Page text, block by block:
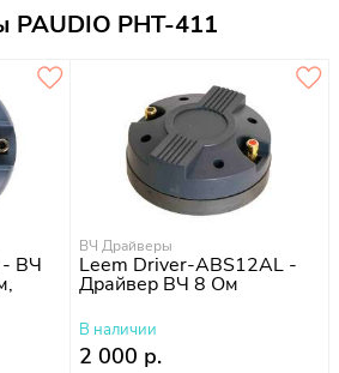
PAUDIO PHT-411
- ВЧ
ВЧ Драйверы
Leem Driver-ABS12AL -
Драйвер ВЧ 8 Ом
В наличии
2 000 р.